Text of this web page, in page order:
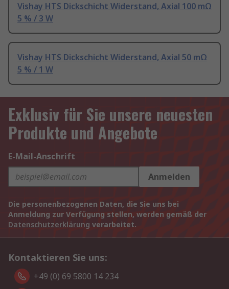
Vishay HTS Dickschicht Widerstand, Axial 100 mΩ
5 % / 3 W
Vishay HTS Dickschicht Widerstand, Axial 50 mΩ
5 % / 1 W
Exklusiv für Sie unsere neuesten
Produkte und Angebote
E-Mail-Anschrift
Anmelden
Die personenbezogenen Daten, die Sie uns bei
Anmeldung zur Verfügung stellen, werden gemäß der
Datenschutzerklärung verarbeitet.
Kontaktieren Sie uns:
+49 (0) 69 5800 14 234